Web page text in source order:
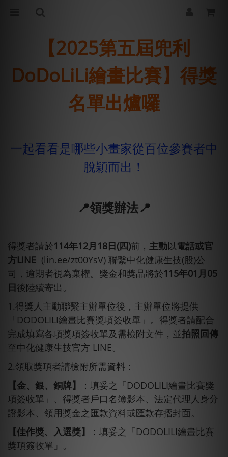
【2025第五屆兜利
DoDoLiLi繪畫比賽】得獎
名單出爐囉
一起看看是哪些小畫家從百位參賽者中
脫穎而出！
📍領獎辦法📍
得獎者請於114年12月 18日(四)前， 主動以電話或官
方LINE (lin.ee/zt00YsV) 聯繫中化健康生技(股)公
司，逾期者視為棄權。獎金和獎品將於115年01 月05
日後陸續寄出。
1.得獎人主動聯繫主辦單位後，主辦單位將提供
「DODOLILI繪畫比賽獎項簽收單」。得獎者請配合
完成填寫各項獎項簽收單及需檢附文件，並拍照回傳
至中化健康生技官方 LINE。
2.領取獎項者請檢附所需資料：
【金、銀、銅牌】
：填妥之「DODOLILI繪畫比賽獎
項簽收單」、得獎者戶口名簿影本、法定代理人身分
證影本、領用獎金之匯款資料或匯款存摺封面。
【佳作獎、入選獎】
：填妥之「DODOLILI繪畫比賽
獎項簽收單」。